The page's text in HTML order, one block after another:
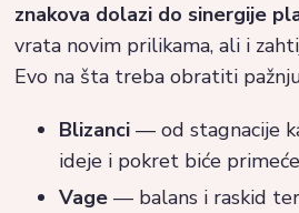
znakova dolazi do sinergije
vrata novim prilikama, ali i
Evo na šta treba obratiti
Blizanci — od stagnacije
ideje i pokret biće
Vage — balans i raskid